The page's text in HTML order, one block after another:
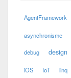
AgentFramework
asynchronisme
debug design
iOS IoT linq